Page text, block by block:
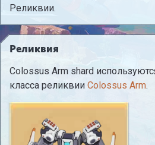
Реликвии.
Реликвия
Colossus Arm shard
класса реликвии Colossus Arm.